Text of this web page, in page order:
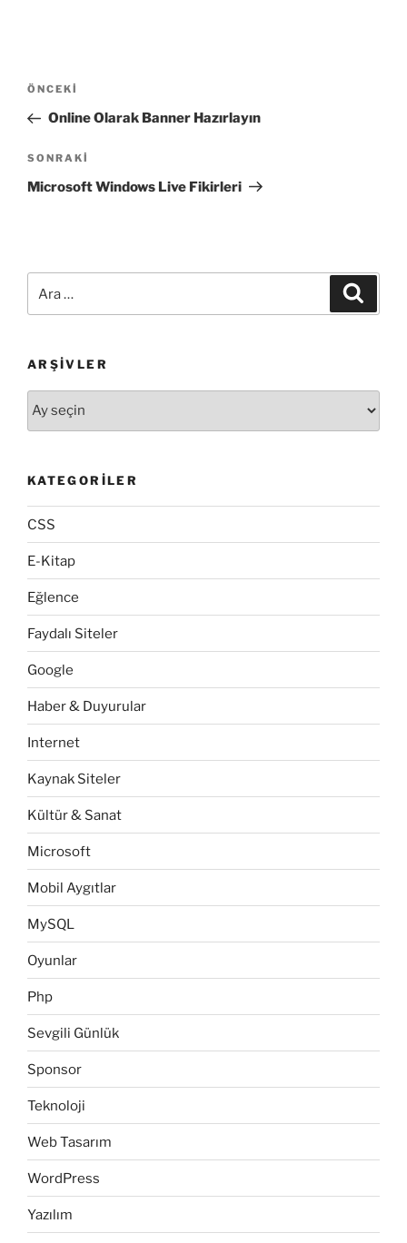
Yazı
Önceki
Yazı
ÖNCEKI
Online Olarak Banner Hazırlayın
Sonraki
Yazı
SONRAKI
Microsoft Windows Live Fikirleri
ARŞIVLER
KATEGORILER
CSS
E-Kitap
Eğlence
Faydalı Siteler
Google
Haber & Duyurular
Internet
Kaynak Siteler
Kültür & Sanat
Microsoft
Mobil Aygıtlar
MySQL
Oyunlar
Php
Sevgili Günlük
Sponsor
Teknoloji
Web Tasarım
WordPress
Yazılım